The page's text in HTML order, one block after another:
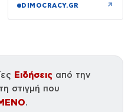
DIMOCRACY.GR ↗
Ειδήσεις από την
στιγμή που
.